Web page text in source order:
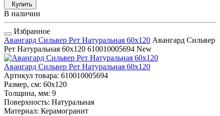
Купить
В наличии
Избранное
Авангард Сильвер Рет Натуральная 60x120 Авангард Сильвер
Рет Натуральная 60x120 610010005694 New
Авангард Сильвер Рет Натуральная 60x120
Артикул товара: 610010005694
Размер, см: 60x120
Толщина, мм: 9
Поверхность: Натуральная
Материал: Керамогранит